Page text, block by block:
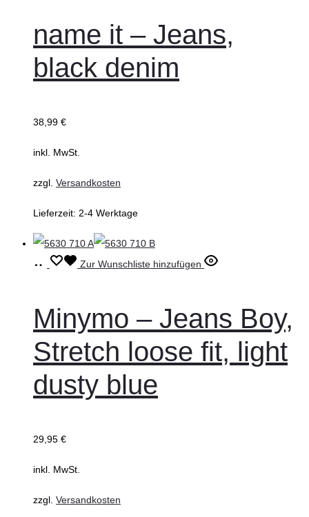
mehrere
Varianten
auf.
Optionen
der
werden
name it – Jeans,
black denim
38,99 €
inkl. MwSt.
zzgl. Versandkosten
Lieferzeit: 2-4 Werktage
Ausführung
Dieses
mehrere
Varianten
auf.
Die
der
Zur Wunschliste hinzufügen
Minymo – Jeans Boy,
Stretch loose fit, light
dusty blue
29,95 €
inkl. MwSt.
zzgl. Versandkosten